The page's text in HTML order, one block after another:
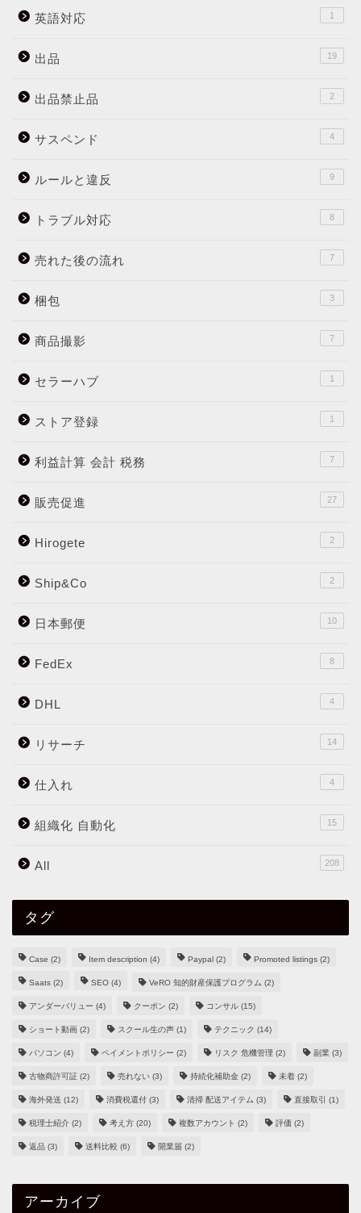
英語対応 1
出品 19
出品禁止品 2
サスペンド 4
ルールと違反 9
トラブル対応 8
売れた後の流れ 7
梱包 3
商品撮影 7
セラーハブ 1
ストア登録 1
利益計算 会計 税務 7
販売促進 27
Hirogete 2
Ship&Co 2
日本郵便 10
FedEx 8
DHL 4
リサーチ 14
仕入れ 4
組織化 自動化 15
All 208
タグ
Case (2) Item description (4) Paypal (2) Promoted listings (2)
Saats (2) SEO (4) VeRO 知的財産保護プログラム (2)
アンダーバリュー (4) クーポン (2) コンサル (15)
ショート動画 (2) スクール生の声 (1) テクニック (14)
パソコン (4) ペイメントポリシー (2) リスク 危機管理 (2) 副業 (3)
古物商許可証 (2) 売れない (3) 持続化補助金 (2) 未着 (2)
海外発送 (12) 消費税還付 (3) 清掃 配送アイテム (3) 直接取引 (1)
税理士紹介 (2) 考え方 (20) 複数アカウント (2) 評価 (2)
返品 (3) 送料比較 (6) 開業届 (2)
アーカイブ